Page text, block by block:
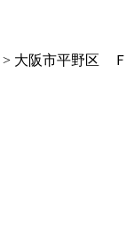
> 大阪市平野区